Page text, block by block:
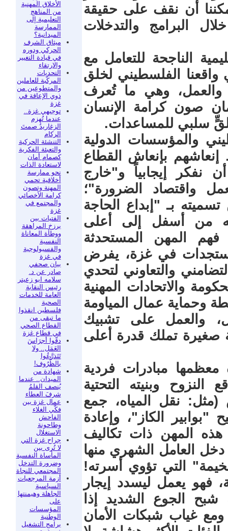
الأخلاق المهنية
من المناهج
التعليمية إلى
الممارسة
الميدانية؟
ميثاق الشرف
الحركي ودوره
في قيادة التغيير
والارتقاء
التحديات
المركّبة للعاملين
والمتطوعين من
ذوي الإعاقة في
غزة
توجيهي غزة..
عندما تُهزم
الزغاريدُ صمتَ
الركام
التنشئة الحركية
والتعبئة الفكرية
كصمام أمان
لاستعادة الذات
نحو ممارسة
أخلاقية تحمي
المهنة وتصون
كرامة الأخصائي
والمجتمع في
غزة
الفتيات بين
برزخ المراهقة
ووطأة المعاناة
النفسية
والفسيولوجية
في غزة
بيان صحفي
صادر عن د.
سلامه ابو زعيتر
رئيس النقابة
العامة للخدمات
الصحية
فلسطين انقذوا
ما تبقى من
القطاع الصحي
في قطاع غزة
دقّوا أجرَاسَ
العَمَل.. ولا
تَتَذرَّعُوا
بالظُّرُوف!
شهادة من
الميدان.. عندما
يُنصف القلمُ
شرفَ العطاء
عمال غزة بين
فكّي الغلاء
الفاحش
وطاحونة
الاستغلال
جراح غزة التي
لا تُرى بين
المأساة النفسية
وضرورة التدخل
المجتمعي للنجاة
أزمة المرجعيات
السياسية
الجاهلة وهيمنتها
على
المؤسسات
الوطنية
برامج التشغيل
أن نقف على حقيقة
البرامج والتدخلات
الناجحة للتعامل مع
الفلسطيني لخلق
والعمل، وهي ما تُعرف
صون كرامة الإنسان
سلبي للمساعدات.
والمؤسسات الدولية
بإنعاش القطاع
نفكر إيجابياً و"خارج
واقتصاد الضرورة"؛
بـ "إبداع الحاجة
من أسفل إلى أعلى
فهم المهن المستحدثة
في غزة، يفرض
والتعاوني لتحدي
والاتحادات المهنية
وحماية عمال المياومة
والعمل على تشبيك
صغيرة تملك قدرة أعلى
مبادرات فردية
وبنيته التحتية
(مثل: نقل المياه، جمع
"بوابير الكاز"، وإعادة
هذه المهن ذات تكاليف
العامل الشهري منها
التي تؤوي أسرته!
فهو يعمل ليسدد إيجار
شبح الجوع الشديد إذا
غياب شبكات الأمان